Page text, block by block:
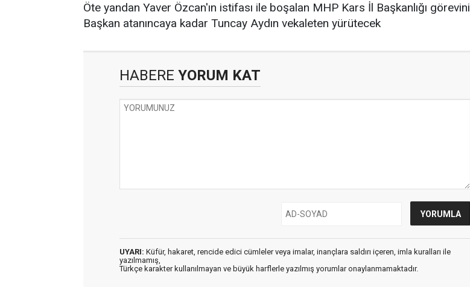
Öte yandan Yaver Özcan'ın istifası ile boşalan MHP Kars İl Başkanlığı görevini
Başkan atanıncaya kadar Tuncay Aydın vekaleten yürütecek
HABERE YORUM KAT
UYARI: Küfür, hakaret, rencide edici cümleler veya imalar, inançlara saldırı içeren, imla kuralları ile
yazılmamış,
Türkçe karakter kullanılmayan ve büyük harflerle yazılmış yorumlar onaylanmamaktadır.